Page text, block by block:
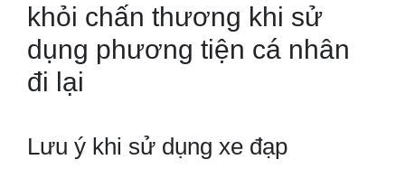
khỏi chấn thương khi sử
dụng phương tiện cá nhân
đi lại
Lưu ý khi sử dụng xe đạp